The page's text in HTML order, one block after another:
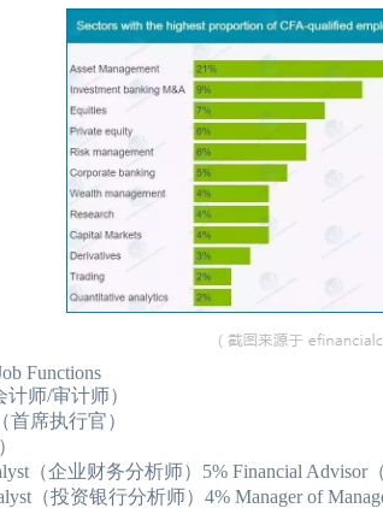
Functions
师/审计师）
席执行官）
（企业财务分析师）5% Financial Advisor
（投资银行分析师）4% Manager of
2024年CFA报名
2024年CFA考试